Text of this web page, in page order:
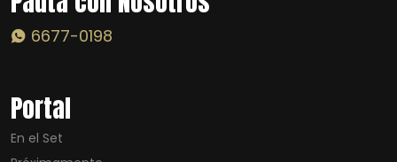
6677-0198
Portal
En el Set